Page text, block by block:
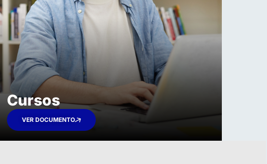
Cursos
VER DOCUMENTO